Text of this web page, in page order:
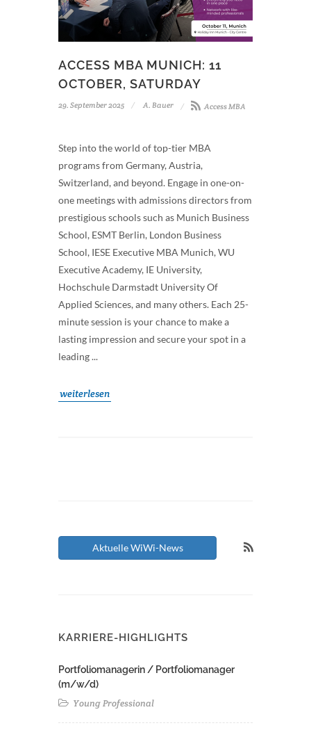
ACCESS MBA MUNICH: 11
OCTOBER, SATURDAY
29. September 2025 A. Bauer Access MBA
Step into the world of top-tier MBA
programs from Germany, Austria,
Switzerland, and beyond. Engage in one-on-
one meetings with admissions directors from
prestigious schools such as Munich Business
School, ESMT Berlin, London Business
School, IESE Executive MBA Munich, WU
Executive Academy, IE University,
Hochschule Darmstadt University Of
Applied Sciences, and many others. Each 25-
minute session is your chance to make a
lasting impression and secure your spot in a
leading ...
weiterlesen
Aktuelle WiWi-News
KARRIERE-HIGHLIGHTS
Portfoliomanagerin / Portfoliomanager
(m/w/d)
Young Professional